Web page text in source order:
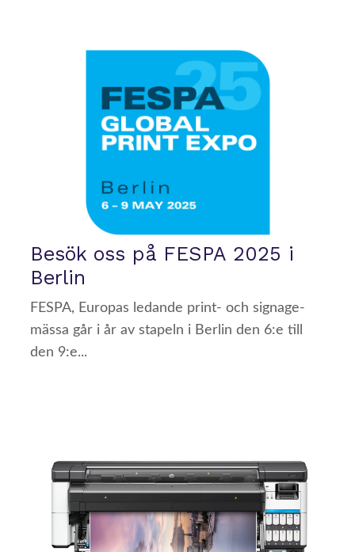
Besök oss på FESPA 2025 i
Berlin
FESPA, Europas ledande print- och signage-
mässa går i år av stapeln i Berlin den 6:e till
den 9:e...